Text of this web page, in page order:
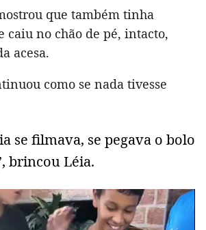
que também tinha
caiu no chão de pé, intacto,
acesa.
como se nada tivesse
se filmava, se pegava o bolo
brincou Léia.